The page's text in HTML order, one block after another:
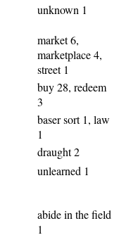
unknown 1
market 6,
marketplace 4,
street 1
buy 28, redeem
3
baser sort 1, law
1
draught 2
unlearned 1
abide in the field
1